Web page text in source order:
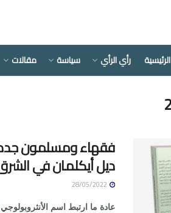
الرئيسية رأي الرأي سياسة مقالات
فقهاء ومسلمون جدد:
ديل أيكلمان في
عادة ما ارتبط اسم